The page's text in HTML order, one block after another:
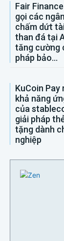
Fair
gọi các
chấm dứt
than đá tại
tăng cường
pháp bảo...
KuCoin Pay
khả năng
của
giải pháp
tặng dành
nghiệp